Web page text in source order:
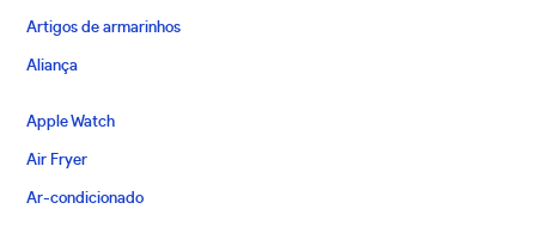
Artigos de armarinhos
Aliança
Apple Watch
Air Fryer
Ar-condicionado